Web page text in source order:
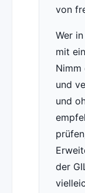
von
Wer
mit
Nimm
und
und
der